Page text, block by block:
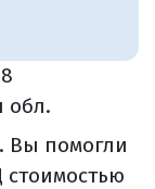
обл.
Вы помогли